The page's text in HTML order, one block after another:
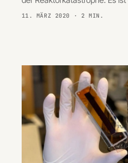
11. MÄRZ 2020 · 2 MIN.